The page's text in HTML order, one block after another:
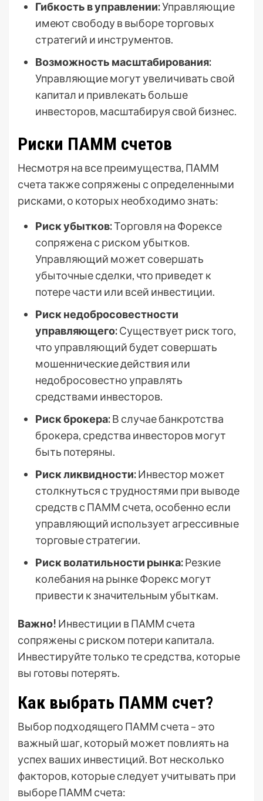
Гибкость в управлении:Управляющие
имеют свободу в выборе торговых
стратегий и инструментов.
Возможность масштабирования:
Управляющие могут увеличивать свой
капитал и привлекать больше
инвесторов, масштабируя свой бизнес.
Риски ПАММ счетов
Несмотря на все преимущества, ПАММ
счета также сопряжены с определенными
рисками, о которых необходимо знать:
Риск убытков:Торговля на Форексе
сопряжена с риском убытков.
Управляющий может совершать
убыточные сделки, что приведет к
потере части или всей инвестиции.
Риск недобросовестности
управляющего:Существует риск того,
что управляющий будет совершать
мошеннические действия или
недобросовестно управлять
средствами инвесторов.
Риск брокера:В случае банкротства
брокера, средства инвесторов могут
быть потеряны.
Риск ликвидности:Инвестор может
столкнуться с трудностями при выводе
средств с ПАММ счета, особенно если
управляющий использует агрессивные
торговые стратегии.
Риск волатильности рынка:Резкие
колебания на рынке Форекс могут
привести к значительным убыткам.
Важно! Инвестиции в ПАММ счета
сопряжены с риском потери капитала.
Инвестируйте только те средства, которые
вы готовы потерять.
Как выбрать ПАММ счет?
Выбор подходящего ПАММ счета – это
важный шаг, который может повлиять на
успех ваших инвестиций. Вот несколько
факторов, которые следует учитывать при
выборе ПАММ счета: